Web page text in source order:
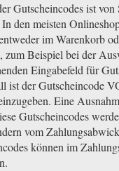
Gutscheincodes ist von
den meisten
im Warenkorb
zum Beispiel bei der
Eingabefeld für
ist der Gutscheincode
Eine
Gutscheincodes
vom
können im